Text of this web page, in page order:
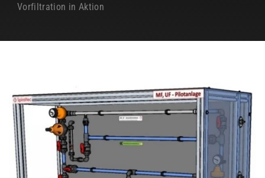
Vorfiltration in Aktion